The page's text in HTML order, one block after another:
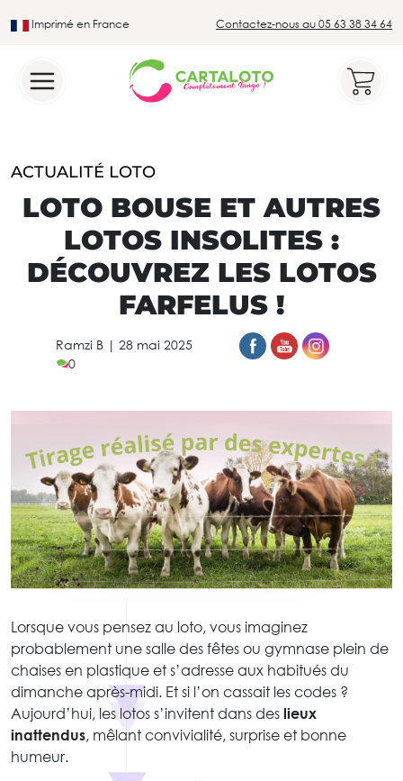
Imprimé en France Contactez-nous au 05 63 38 34 64
ACTUALITÉ LOTO
LOTO BOUSE ET AUTRES
LOTOS INSOLITES :
DÉCOUVREZ LES LOTOS
FARFELUS !
Ramzi B | 28 mai 2025
0
Lorsque vous pensez au loto, vous imaginez
probablement une salle des fêtes ou gymnase plein de
chaises en plastique et s’adresse aux habitués du
dimanche après-midi. Et si l’on cassait les codes ?
Aujourd’hui, les lotos s’invitent dans des lieux
inattendus, mêlant convivialité, surprise et bonne
humeur.